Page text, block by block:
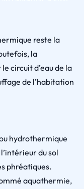
reste la
la
circuit d’eau de la
de l’habitation
hydrothermique
du sol
phréatiques.
aquathermie,